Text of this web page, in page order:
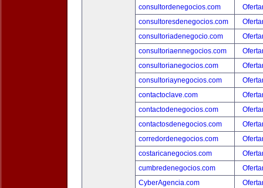
consultordenegocios.com
consultoresdenegocios.com
consultoriadenegocio.com
consultoriaennegocios.com
consultorianegocios.com
consultoriaynegocios.com
contactoclave.com
contactodenegocios.com
contactosdenegocios.com
corredordenegocios.com
costaricanegocios.com
cumbredenegocios.com
CyberAgencia.com